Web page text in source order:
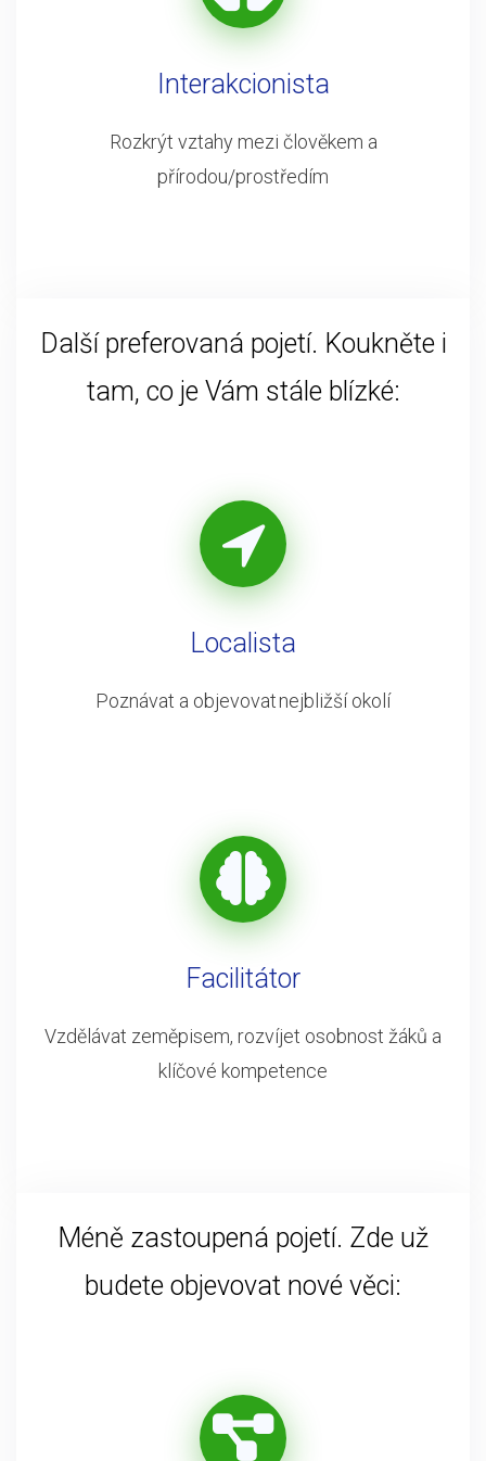
Interakcionista
Rozkrýt vztahy mezi člověkem a
přírodou/prostředím
Další preferovaná pojetí. Koukněte i
tam, co je Vám stále blízké:
Localista
Poznávat a objevovat nejbližší okolí
Facilitátor
Vzdělávat zeměpisem, rozvíjet osobnost žáků a
klíčové kompetence
Méně zastoupená pojetí. Zde už
budete objevovat nové věci: